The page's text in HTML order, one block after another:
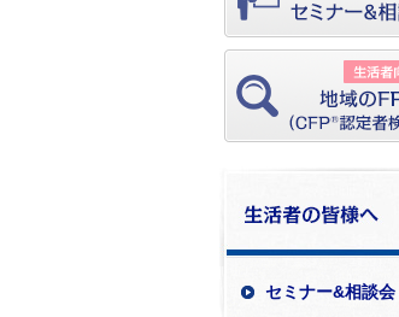
セミナー&相談会